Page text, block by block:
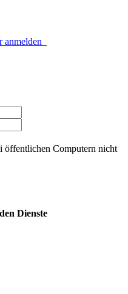
anmelden
öffentlichen Computern nicht
Dienste